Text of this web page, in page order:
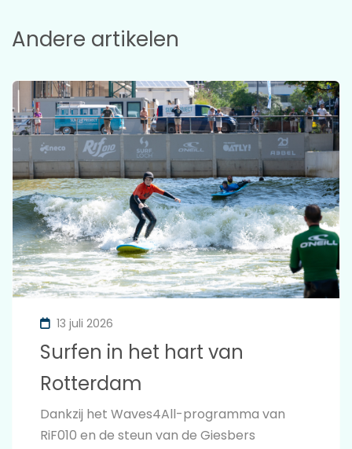
Andere artikelen
Surfen in het hart van
Rotterdam
13 juli 2026
Dankzij het Waves4All-programma van
RiF010 en de steun van de Giesbers